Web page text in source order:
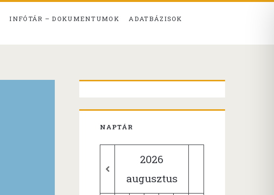
INFÓTÁR – DOKUMENTUMOK ADATBÁZISOK
Primary
Sidebar
NAPTÁR
2026
augusztus